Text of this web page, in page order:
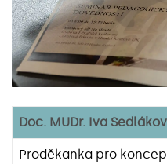
Doc. MUDr. Iva
Proděkanka pro